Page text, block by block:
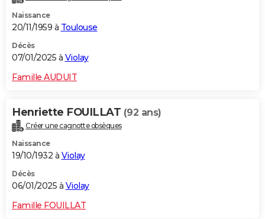
Naissance
20/11/1959 à Toulouse
Décès
07/01/2025 à Violay
Famille AUDUIT
Henriette FOUILLAT (92 ans)
Créer une cagnotte obsèques
Naissance
19/10/1932 à Violay
Décès
06/01/2025 à Violay
Famille FOUILLAT